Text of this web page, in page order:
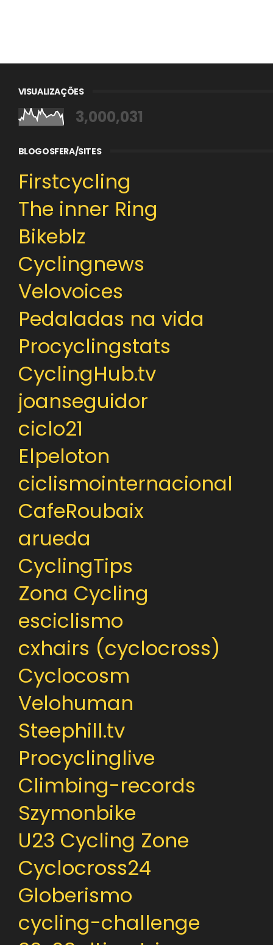
VISUALIZAÇÕES
3,000,031
BLOGOSFERA/SITES
Firstcycling
The inner Ring
Bikeblz
Cyclingnews
Velovoices
Pedaladas na vida
Procyclingstats
CyclingHub.tv
joanseguidor
ciclo21
Elpeloton
ciclismointernacional
CafeRoubaix
arueda
CyclingTips
Zona Cycling
esciclismo
cxhairs (cyclocross)
Cyclocosm
Velohuman
Steephill.tv
Procyclinglive
Climbing-records
Szymonbike
U23 Cycling Zone
Cyclocross24
Globerismo
cycling-challenge